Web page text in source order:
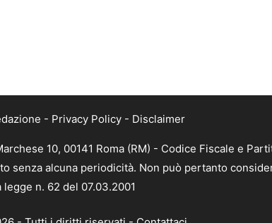
- Privacy Policy - Disclaimer
10, 00141 Roma (RM) - Codice Fiscale e
senza alcuna periodicità. Non può pertanto
legge n. 62 del 07.03.2001